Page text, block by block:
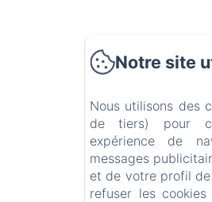
Notre site
Nous utilisons des
de tiers) pour
expérience de
messages
et de votre profil
refuser les